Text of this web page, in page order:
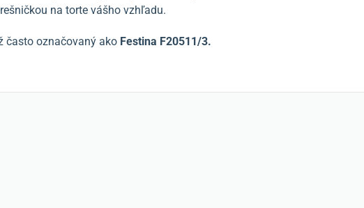
na torte vášho vzhľadu.
často označovaný ako Festina F20511/3.